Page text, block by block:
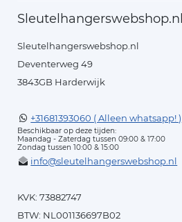
Sleutelhangerswebshop.nl
Sleutelhangerswebshop.nl
Deventerweg 49
3843GB Harderwijk
+31681393060 ( Alleen whatsapp! )
Beschikbaar op deze tijden:
Maandag - Zaterdag tussen 09:00 & 17:00
Zondag tussen 10:00 & 15:00
info@sleutelhangerswebshop.nl
KVK: 73882747
BTW: NL001136697B02